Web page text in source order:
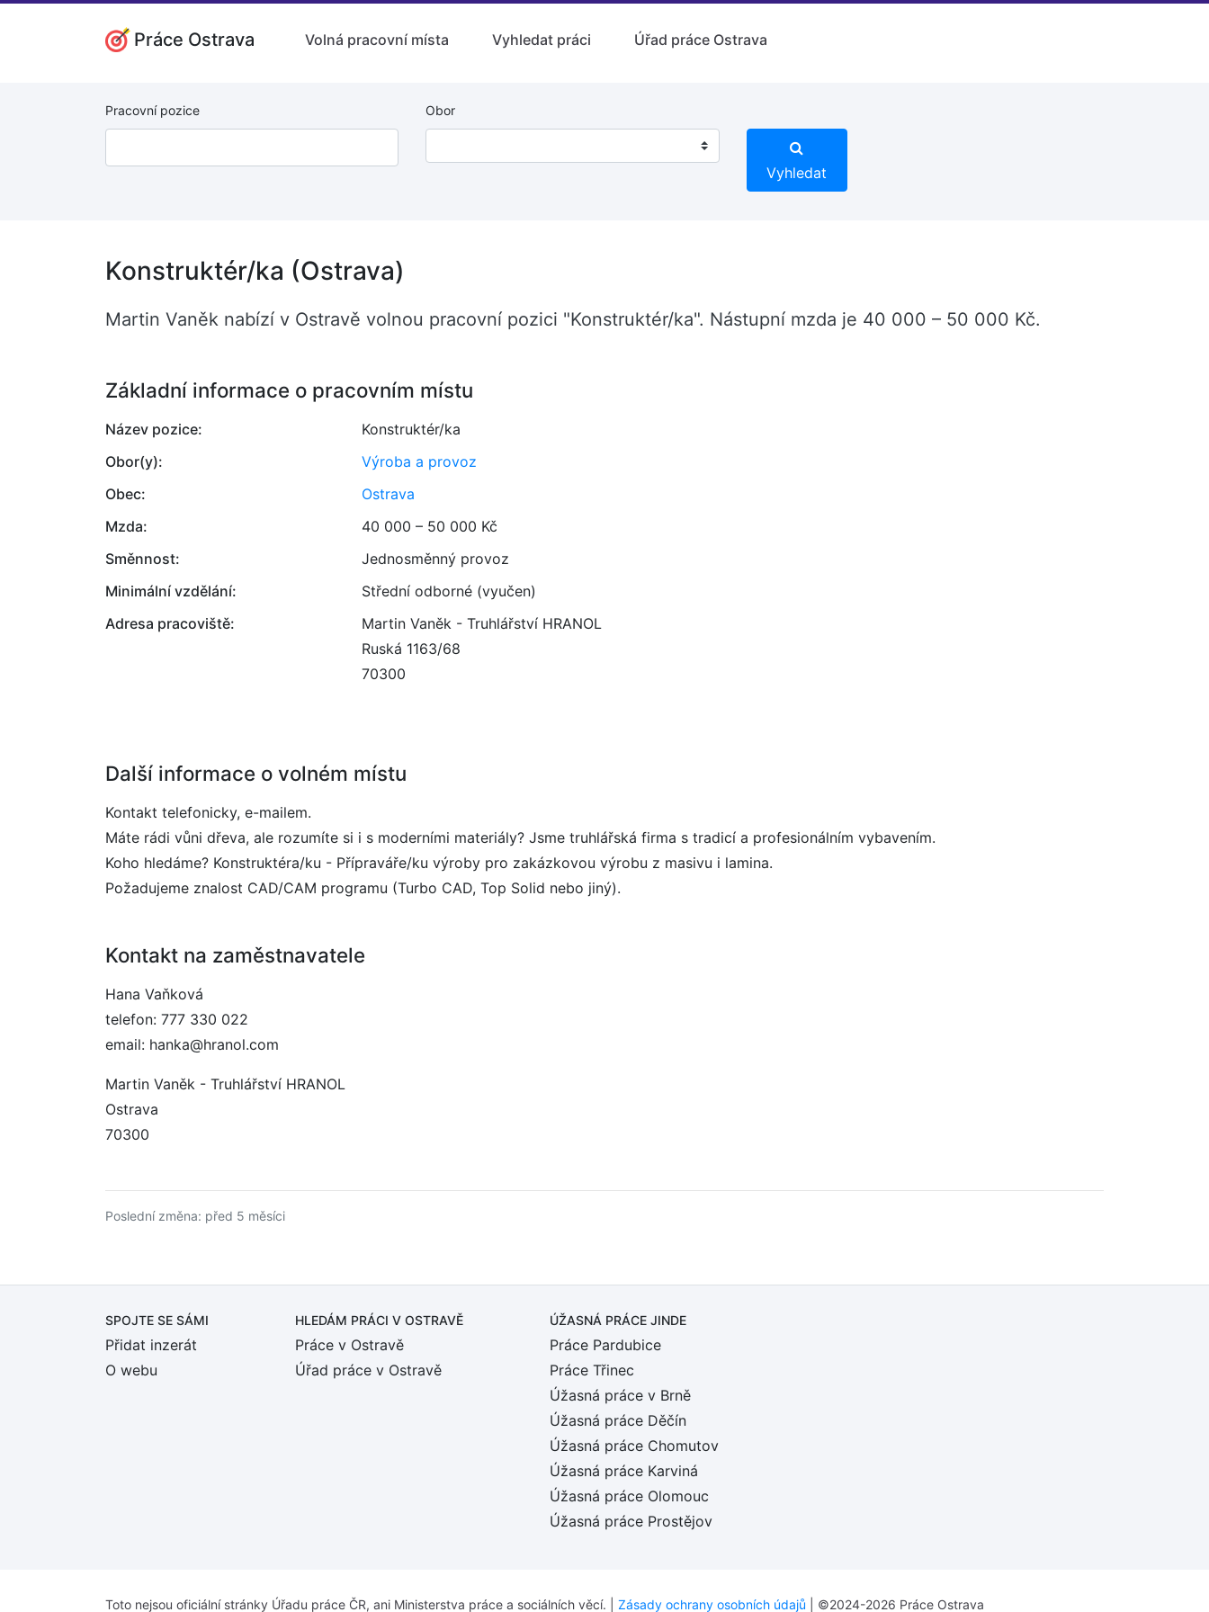
Práce Ostrava Volná pracovní místa Vyhledat práci Úřad práce Ostrava
Pracovní pozice Obor
Vyhledat
Konstruktér/ka (Ostrava)
Martin Vaněk nabízí v Ostravě volnou pracovní pozici "Konstruktér/ka". Nástupní mzda je 40 000 – 50 000 Kč.
Základní informace o pracovním místu
Název pozice:
Konstruktér/ka
Obor(y):
Výroba a provoz
Obec:
Ostrava
Mzda:
40 000 – 50 000 Kč
Směnnost:
Jednosměnný provoz
Minimální vzdělání:
Střední odborné (vyučen)
Adresa pracoviště:
Martin Vaněk - Truhlářství HRANOL
Ruská 1163/68
70300
Další informace o volném místu
Kontakt telefonicky, e-mailem.
Máte rádi vůni dřeva, ale rozumíte si i s moderními materiály? Jsme truhlářská firma s tradicí a profesionálním vybavením.
Koho hledáme? Konstruktéra/ku - Přípraváře/ku výroby pro zakázkovou výrobu z masivu i lamina.
Požadujeme znalost CAD/CAM programu (Turbo CAD, Top Solid nebo jiný).
Kontakt na zaměstnavatele
Hana Vaňková
telefon: 777 330 022
email: hanka@hranol.com
Martin Vaněk - Truhlářství HRANOL
Ostrava
70300
Poslední změna: před 5 měsíci
SPOJTE SE SÁMI
Přidat inzerát
O webu
HLEDÁM PRÁCI V OSTRAVĚ
Práce v Ostravě
Úřad práce v Ostravě
ÚŽASNÁ PRÁCE JINDE
Práce Pardubice
Práce Třinec
Úžasná práce v Brně
Úžasná práce Děčín
Úžasná práce Chomutov
Úžasná práce Karviná
Úžasná práce Olomouc
Úžasná práce Prostějov
Toto nejsou oficiální stránky Úřadu práce ČR, ani Ministerstva práce a sociálních věcí. | Zásady ochrany osobních údajů | ©2024-2026 Práce Ostrava